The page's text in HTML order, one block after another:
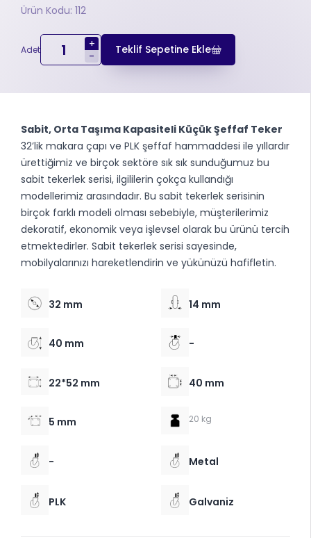
Ürün Kodu: 112
Adet
+
-
Teklif Sepetine Ekle
Sabit, Orta Taşıma Kapasiteli Küçük Şeffaf Teker
32’lik makara çapı ve PLK şeffaf hammaddesi ile yıllardır
ürettiğimiz ve birçok sektöre sık sık sunduğumuz bu
sabit tekerlek serisi, ilgililerin çokça kullandığı
modellerimiz arasındadır. Bu sabit tekerlek serisinin
birçok farklı modeli olması sebebiyle, müşterilerimiz
dekoratif, ekonomik veya işlevsel olarak bu ürünü tercih
etmektedirler. Sabit tekerlek serisi sayesinde,
mobilyalarınızı hareketlendirin ve yükünüzü hafifletin.
32 mm 14 mm
40 mm -
22*52 mm 40 mm
5 mm 20 kg
- Metal
PLK Galvaniz